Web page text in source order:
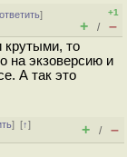
ответить]
+1
+ / –
то
на экзоверсию и
А так это
][↑]
+ / –